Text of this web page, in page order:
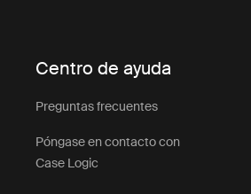
Centro de ayuda
Preguntas frecuentes
Póngase en contacto con
Case Logic